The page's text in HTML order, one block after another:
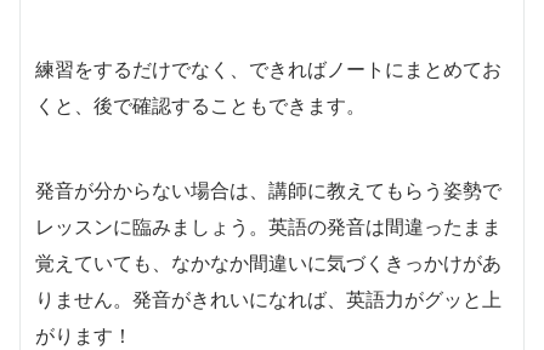
練習をするだけでなく、できればノートにまとめてお
くと、後で確認することもできます。
発音が分からない場合は、講師に教えてもらう姿勢で
レッスンに臨みましょう。英語の発音は間違ったまま
覚えていても、なかなか間違いに気づくきっかけがあ
りません。発音がきれいになれば、英語力がグッと上
がります！